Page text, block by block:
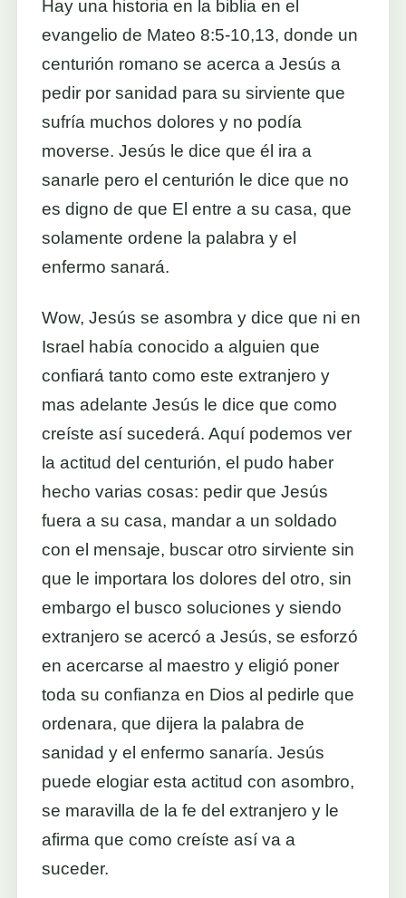
Hay una historia en la biblia en el
evangelio de Mateo 8:5-10,13, donde un
centurión romano se acerca a Jesús a
pedir por sanidad para su sirviente que
sufría muchos dolores y no podía
moverse. Jesús le dice que él ira a
sanarle pero el centurión le dice que no
es digno de que El entre a su casa, que
solamente ordene la palabra y el
enfermo sanará.
Wow, Jesús se asombra y dice que ni en
Israel había conocido a alguien que
confiará tanto como este extranjero y
mas adelante Jesús le dice que como
creíste así sucederá. Aquí podemos ver
la actitud del centurión, el pudo haber
hecho varias cosas: pedir que Jesús
fuera a su casa, mandar a un soldado
con el mensaje, buscar otro sirviente sin
que le importara los dolores del otro, sin
embargo el busco soluciones y siendo
extranjero se acercó a Jesús, se esforzó
en acercarse al maestro y eligió poner
toda su confianza en Dios al pedirle que
ordenara, que dijera la palabra de
sanidad y el enfermo sanaría. Jesús
puede elogiar esta actitud con asombro,
se maravilla de la fe del extranjero y le
afirma que como creíste así va a
suceder.